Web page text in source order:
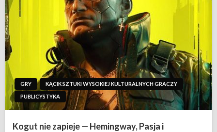
GRY
KĄCIK SZTUKI WYSOKIEJ KULTURALNYCH GRACZY
PUBLICYSTYKA
Kogut nie zapieje — Hemingway, Pasja i